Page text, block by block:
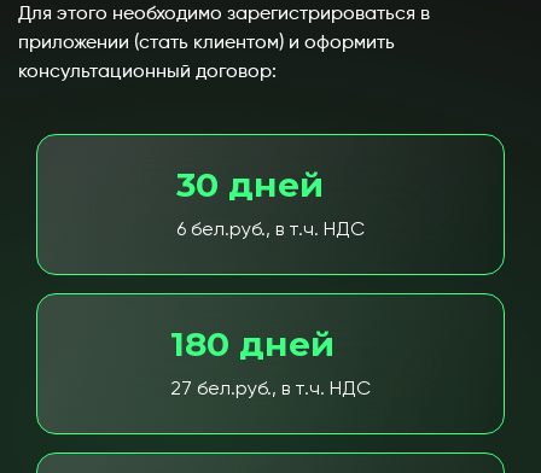
Для этого необходимо зарегистрироваться в
приложении (стать клиентом) и оформить
консультационный договор:
30 дней
6 бел.руб., в т.ч. НДС
180 дней
27 бел.руб., в т.ч. НДС